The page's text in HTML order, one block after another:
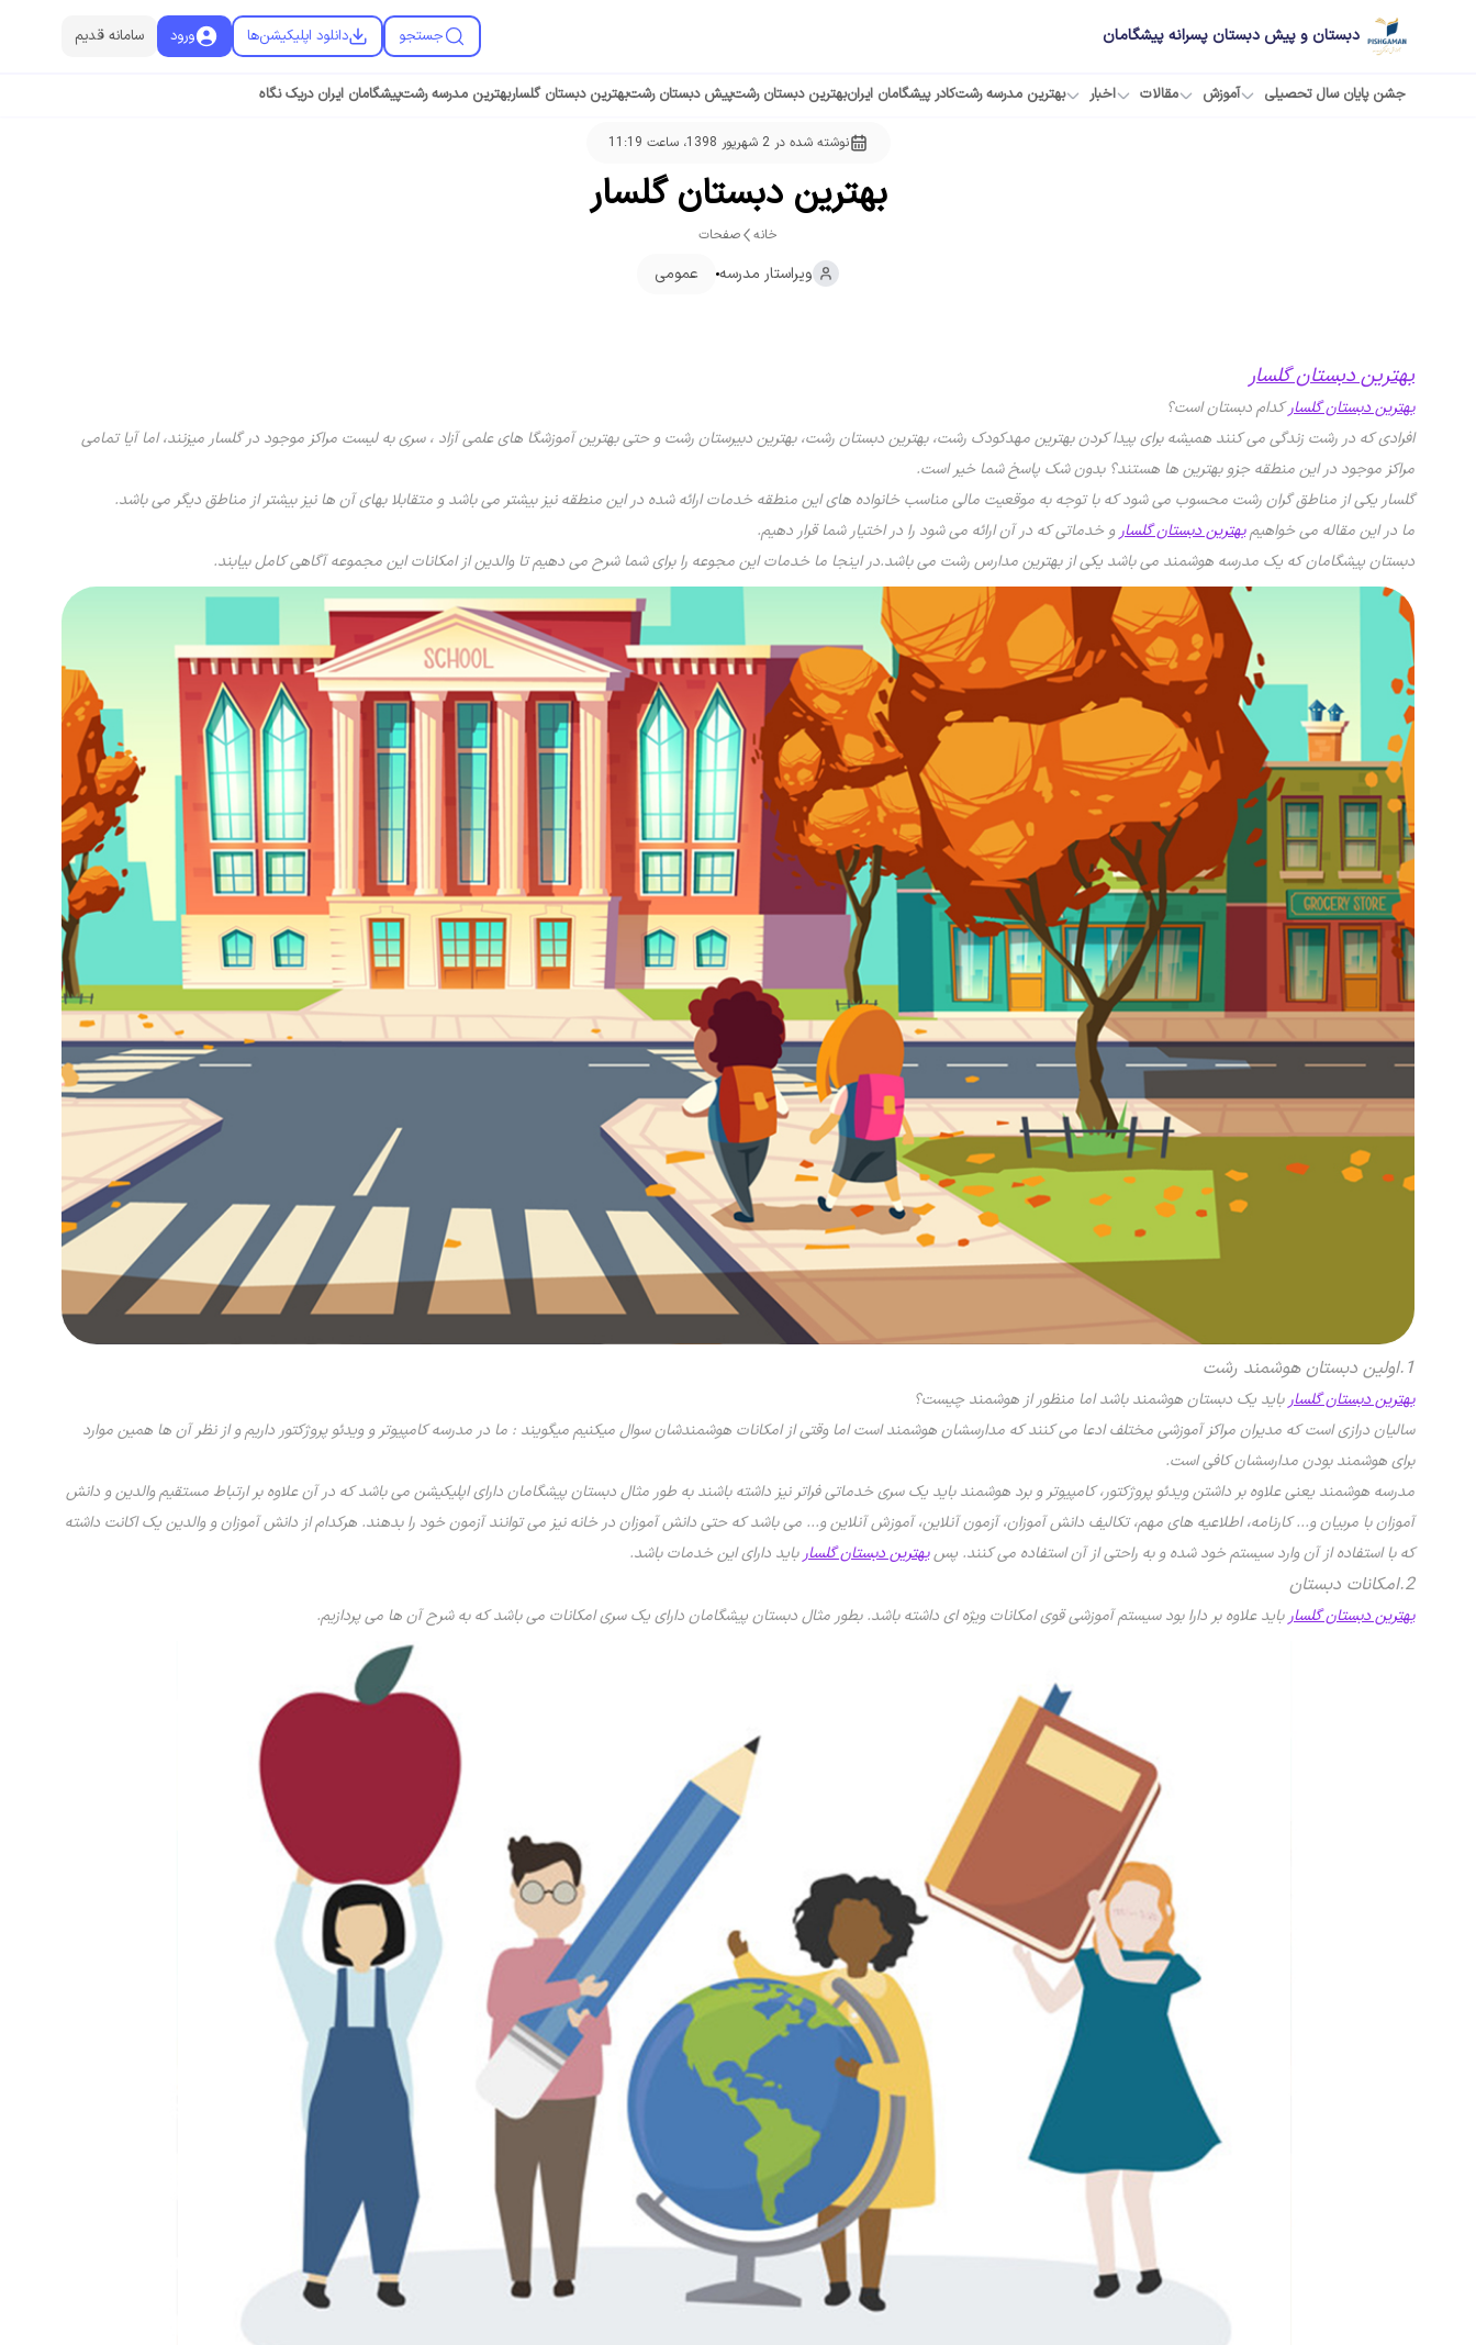
دبستان و پیش دبستان پسرانه پیشگامان جستجو دانلود اپلیکیشن‌ها ورود سامانه قدیم
جشن پایان سال تحصیلی آموزش مقالات اخبار بهترین مدرسه رشتکادر پیشگامان ایرانبهترین دبستان رشتپیش دبستان رشتبهترین دبستان گلساربهترین مدرسه رشتپیشگامان ایران دریک نگاه
نوشته شده در2 شهریور 1398، ساعت 11:19
بهترین دبستان گلسار
خانه صفحات
ویراستار مدرسه عمومی
بهترین دبستان گلسار
بهترین دبستان گلسارکدام دبستان است؟
افرادی که در رشت زندگی می کنند همیشه برای پیدا کردن بهترین مهدکودک رشت، بهترین دبستان رشت، بهترین دبیرستان رشت و حتی بهترین آموزشگا های علمی آزاد ، سری به لیست مراکز موجود در گلسار میزنند، اما آیا تمامی
مراکز موجود در این منطقه جزو بهترین ها هستند؟ بدون شک پاسخ شما خیر است.
گلسار یکی از مناطق گران رشت محسوب می شود که با توجه به موقعیت مالی مناسب خانواده های این منطقه خدمات ارائه شده در این منطقه نیز بیشتر می باشد و متقابلا بهای آن ها نیز بیشتر از مناطق دیگر می باشد.
ما در این مقاله می خواهیمبهترین دبستان گلسار و خدماتی که در آن ارائه می شود را در اختیار شما قرار دهیم.
دبستان پیشگامان که یک مدرسه هوشمند می باشد یکی از بهترین مدارس رشت می باشد.در اینجا ما خدمات این مجوعه را برای شما شرح می دهیم تا والدین از امکانات این مجموعه آگاهی کامل بیابند.
1.اولین دبستان هوشمند رشت
بهترین دبستان گلسارباید یک دبستان هوشمند باشد اما منظور از هوشمند چیست؟
سالیان درازی است که مدیران مراکز آموزشی مختلف ادعا می کنند که مدارسشان هوشمند است اما وقتی از امکانات هوشمندشان سوال میکنیم میگویند : ما در مدرسه کامپیوتر و ویدئو پروژکتور داریم و از نظر آن ها همین موارد
برای هوشمند بودن مدارسشان کافی است.
مدرسه هوشمند یعنی علاوه بر داشتن ویدئو پروژکتور، کامپیوتر و برد هوشمند باید یک سری خدماتی فراتر نیز داشته باشند به طور مثال دبستان پیشگامان دارای اپلیکیشن می باشد که در آن علاوه بر ارتباط مستقیم والدین و دانش
آموزان با مربیان و... کارنامه، اطلاعیه های مهم، تکالیف دانش آموزان، آزمون آنلاین، آموزش آنلاین و... می باشد که حتی دانش آموزان در خانه نیز می توانند آزمون خود را بدهند. هرکدام از دانش آموزان و والدین یک اکانت داشته
که با استفاده از آن وارد سیستم خود شده و به راحتی از آن استفاده می کنند. پسبهترین دبستان گلسارباید دارای این خدمات باشد.
2.امکانات دبستان
بهترین دبستان گلسارباید علاوه بر دارا بود سیستم آموزشی قوی امکانات ویژه ای داشته باشد. بطور مثال دبستان پیشگامان دارای یک سری امکانات می باشد که به شرح آن ها می پردازیم.